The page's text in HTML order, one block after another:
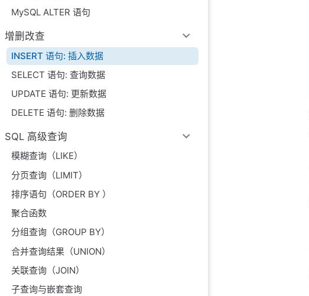
MySQL ALTER 语句
增删改查
INSERT 语句: 插入数据
SELECT 语句: 查询数据
UPDATE 语句: 更新数据
DELETE 语句: 删除数据
SQL 高级查询
模糊查询（LIKE）
分页查询（LIMIT）
排序语句（ORDER BY ）
聚合函数
分组查询（GROUP BY）
合并查询结果（UNION）
关联查询（JOIN）
子查询与嵌套查询